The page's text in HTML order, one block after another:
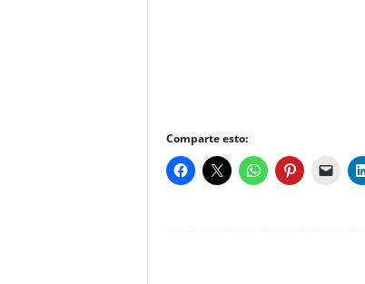
Comparte esto: